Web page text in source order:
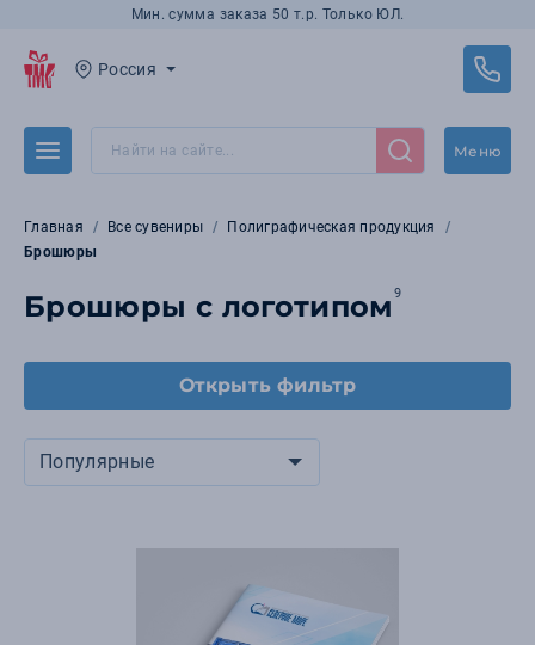
Мин. сумма заказа 50 т.р. Только ЮЛ.
Россия
Меню
Главная Все сувениры
Полиграфическая продукция
Брошюры
Брошюры с логотипом 9
Открыть фильтр
Популярные